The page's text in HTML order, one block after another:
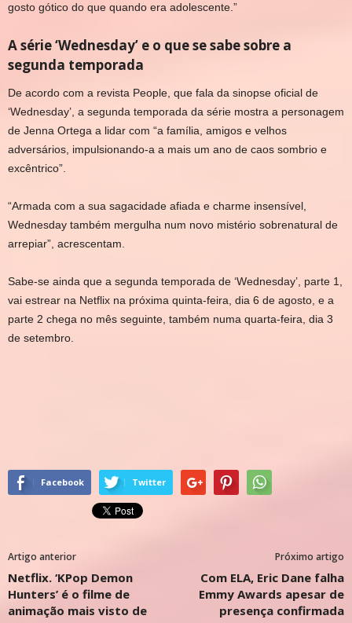
gosto gótico do que quando era adolescente.”
A série ‘Wednesday’ e o que se sabe sobre a
segunda temporada
De acordo com a revista People, que fala da sinopse oficial de
‘Wednesday’, a segunda temporada da série mostra a personagem
de Jenna Ortega a lidar com “a família, amigos e velhos
adversários, impulsionando-a a mais um ano de caos sombrio e
excêntrico”.
“Armada com a sua sagacidade afiada e charme insensível,
Wednesday também mergulha num novo mistério sobrenatural de
arrepiar”, acrescentam.
Sabe-se ainda que a segunda temporada de ‘Wednesday’, parte 1,
vai estrear na Netflix na próxima quinta-feira, dia 6 de agosto, e a
parte 2 chega no mês seguinte, também numa quarta-feira, dia 3
de setembro.
Facebook Twitter
Artigo anterior
Netflix. ‘KPop Demon
Hunters’ é o filme de
animação mais visto de
Próximo artigo
Com ELA, Eric Dane falha
Emmy Awards apesar de
presença confirmada